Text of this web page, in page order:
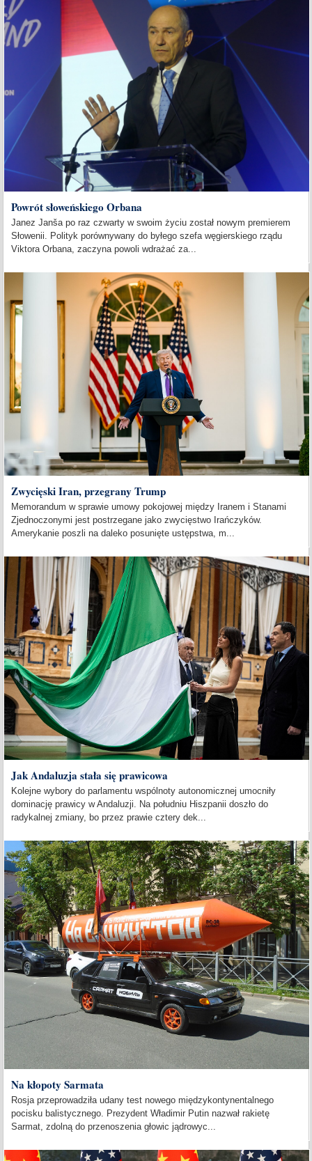
Powrót słoweńskiego Orbana
Janez Janša po raz czwarty w swoim życiu został nowym premierem
Słowenii. Polityk porównywany do byłego szefa węgierskiego rządu
Viktora Orbana, zaczyna powoli wdrażać za...
Zwycięski Iran, przegrany Trump
Memorandum w sprawie umowy pokojowej między Iranem i Stanami
Zjednoczonymi jest postrzegane jako zwycięstwo Irańczyków.
Amerykanie poszli na daleko posunięte ustępstwa, m...
Jak Andaluzja stała się prawicowa
Kolejne wybory do parlamentu wspólnoty autonomicznej umocniły
dominację prawicy w Andaluzji. Na południu Hiszpanii doszło do
radykalnej zmiany, bo przez prawie cztery dek...
Na kłopoty Sarmata
Rosja przeprowadziła udany test nowego międzykontynentalnego
pocisku balistycznego. Prezydent Władimir Putin nazwał rakietę
Sarmat, zdolną do przenoszenia głowic jądrowyc...